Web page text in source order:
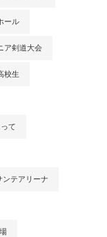
ール
ア剣道大会
校生
て
テアリーナ